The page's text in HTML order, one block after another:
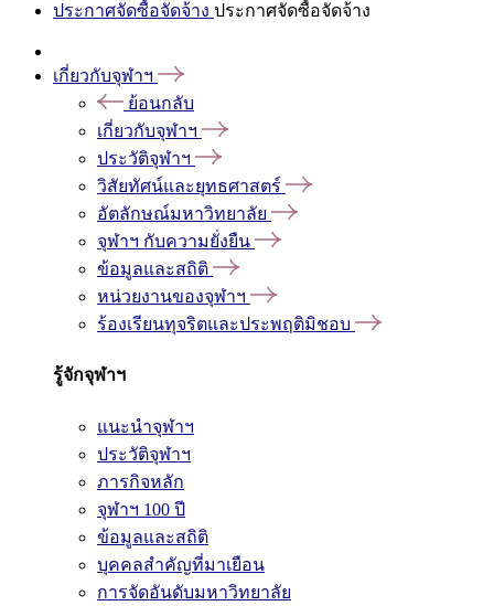
ประกาศจัดซื้อจัดจ้าง ประกาศจัดซื้อจัดจ้าง
เกี่ยวกับจุฬาฯ
ย้อนกลับ
เกี่ยวกับจุฬาฯ
ประวัติจุฬาฯ
วิสัยทัศน์และยุทธศาสตร์
อัตลักษณ์มหาวิทยาลัย
จุฬาฯ กับความยั่งยืน
ข้อมูลและสถิติ
หน่วยงานของจุฬาฯ
ร้องเรียนทุจริตและประพฤติมิชอบ
รู้จักจุฬาฯ
แนะนำจุฬาฯ
ประวัติจุฬาฯ
ภารกิจหลัก
จุฬาฯ 100 ปี
ข้อมูลและสถิติ
บุคคลสำคัญที่มาเยือน
การจัดอันดับมหาวิทยาลัย